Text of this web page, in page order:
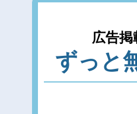
広告掲
ずっと